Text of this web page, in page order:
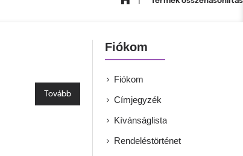
Tovább
Fiókom
Fiókom
Címjegyzék
Kívánságlista
Rendeléstörténet